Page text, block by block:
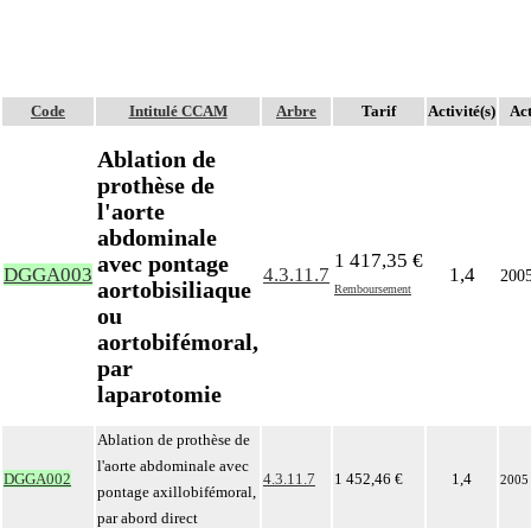
Code Intitulé CCAM Arbre Tarif Activité(s)
DGGA003
Ablation de
prothèse de
l'aorte
abdominale
avec pontage
aortobisiliaque
ou
aortobifémoral,
par
laparotomie
4.3.11.7
1 417,35 €
Remboursement
1,4
DGGA002
Ablation de prothèse de
l'aorte abdominale avec
pontage axillobifémoral,
par abord direct
4.3.11.7 1 452,46 € 1,4 2005